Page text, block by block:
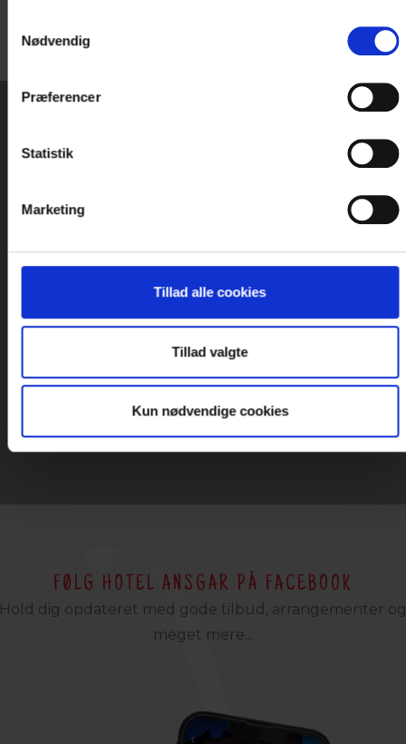
Nødvendig
Præferencer
Statistik
Marketing
Tillad alle cookies
Tillad valgte
Kun nødvendige cookies
RING MIG OP
Udfyld formularen så vender vi tilbage
FØLG HOTEL ANSGAR PÅ FACEBOOK
Hold dig opdateret med gode tilbud, arrangementer og
meget mere...